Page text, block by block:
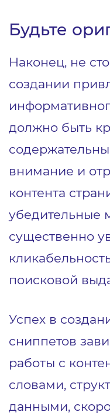
Будьте
Наконец, не
создании
должно быть
внимание и
контента
убедительные
существенно
поисковой
Успех в
сниппетов
работы с
словами,
данными,